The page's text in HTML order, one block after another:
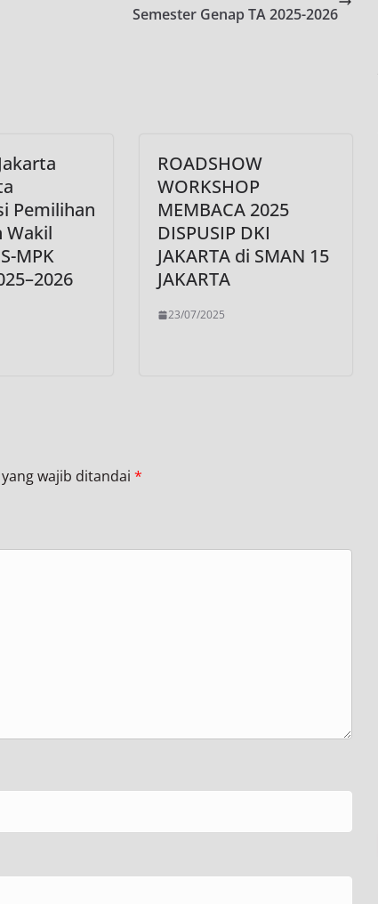
Semester Genap TA 2025-2026
Pemilihan
Wakil
MPK
ROADSHOW
WORKSHOP
MEMBACA 2025
DISPUSIP DKI
JAKARTA di SMAN 15
JAKARTA
23/07/2025
yang wajib ditandai *